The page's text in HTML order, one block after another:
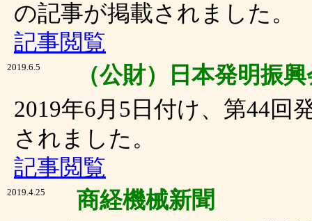
の記事が掲載されました。
記事閲覧
2019.6.5
（公財）日本発明振
2019年6月5日付け、第44回
されました。
記事閲覧
2019.4.25
商経機械新聞